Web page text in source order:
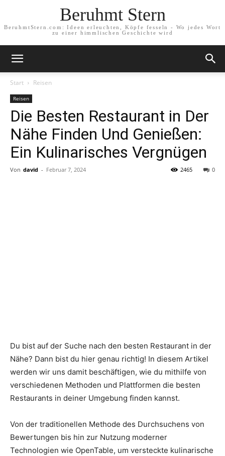
Beruhmt Stern
BeruhmtStern.com: Ideen erleuchten, Köpfe fesseln - Wo jedes Wort
zu einer himmlischen Geschichte wird
Start Reisen
Reisen
Die Besten Restaurant in Der
Nähe Finden Und Genießen:
Ein Kulinarisches Vergnügen
Von david - Februar 7, 2024 0
2465
Du bist auf der Suche nach den besten Restaurant in der
Nähe? Dann bist du hier genau richtig! In diesem Artikel
werden wir uns damit beschäftigen, wie du mithilfe von
verschiedenen Methoden und Plattformen die besten
Restaurants in deiner Umgebung finden kannst.
Von der traditionellen Methode des Durchsuchens von
Bewertungen bis hin zur Nutzung moderner
Technologien wie OpenTable, um versteckte kulinarische